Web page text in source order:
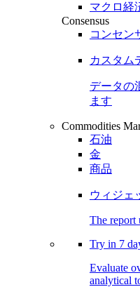
マクロ経
Consensus
コンセン
カスタム
データの
ます
Commodities
石油
金
商品
ウィジェ
The report
Try in 7
Evaluate
analytical